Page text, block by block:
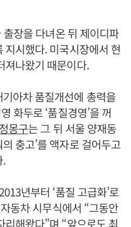
장을 다녀온 뒤 제이디파
시했다. 미국시장에서 현
져나왔기 때문이다.
아차 품질개선에 총력을
화두로 ‘품질경영’을 꺼
몽구는 그 뒤 서울 양재동
충고’를 액자로 걸어두고
.
년부터 ‘품질 고급화’로
동차 시무식에서 “그동안
해왔다”며 “앞으로도 최